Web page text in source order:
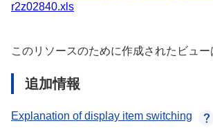
r2z02840.xls
このリソースのために作成されたビュ
追加情報
Explanation of display item switching